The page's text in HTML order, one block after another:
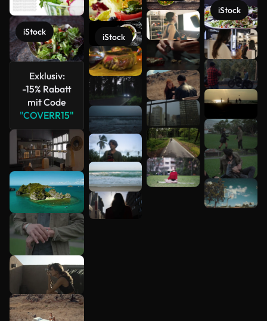
iStock
Exklusiv:
-15% Rabatt
mit Code
"COVERR15"
iStock
iStock
Mehr
anzeigen